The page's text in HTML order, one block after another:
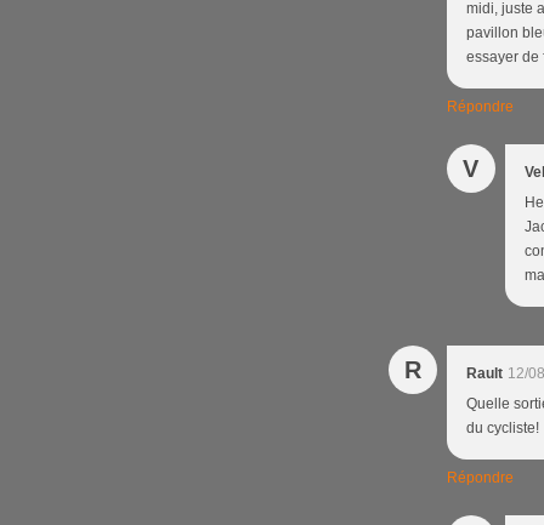
midi, juste
pavillon
essayer de
Répondre
V
R Rault 12/
Quelle
du cycliste!
Répondre